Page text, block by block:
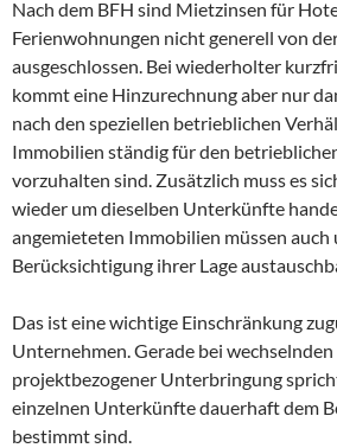
Nach dem BFH sind Mietzinsen für
Ferienwohnungen nicht generell von
ausgeschlossen. Bei wiederholter
kommt eine Hinzurechnung aber nur
nach den speziellen betrieblichen
Immobilien ständig für den
vorzuhalten sind. Zusätzlich muss es
wieder um dieselben Unterkünfte
angemieteten Immobilien müssen auch
Berücksichtigung ihrer Lage
Das ist eine wichtige Einschränkung
Unternehmen. Gerade bei
projektbezogener Unterbringung
einzelnen Unterkünfte dauerhaft dem
bestimmt sind.